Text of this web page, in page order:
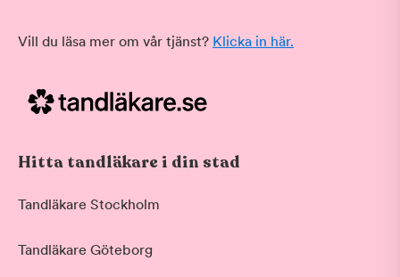
Vill du läsa mer om vår tjänst? Klicka in här.
Hitta tandläkare i din stad
Tandläkare Stockholm
Tandläkare Göteborg